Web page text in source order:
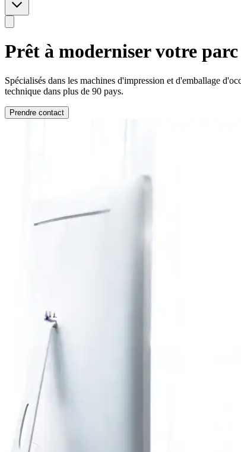
Prêt à moderniservotre parc
Spécialisés dans les machines d'impression et d'emballage
technique dans plus de 90 pays.
Prendre contact